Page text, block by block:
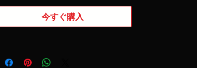
を防ぎ、むちゃ食いを防ぎます.
アシードの消費は、血中の糖レベ
ます。チアシードは、フリーラジ
今すぐ購入